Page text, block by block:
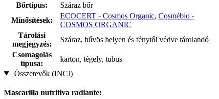
Bőrtípus:
Száraz bőr
Minősítések:
ECOCERT - Cosmos Organic, Cosmébio -
COSMOS ORGANIC
Tárolási
megjegyzés:
Száraz, hűvös helyen és fénytől védve tárolandó
Csomagolás
típusa:
karton, tégely, tubus
Összetevők (INCI)
Mascarilla nutritiva radiante: